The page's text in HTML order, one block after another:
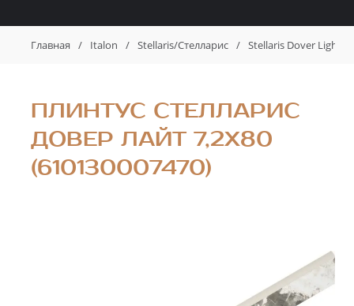
Главная / Italon / Stellaris/Стелларис / Stellaris Dover Light/
ПЛИНТУС СТЕЛЛАРИС
ДОВЕР ЛАЙТ 7,2X80
(610130007470)